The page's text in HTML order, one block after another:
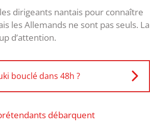
dirigeants nantais pour connaître
les Allemands ne sont pas seuls. La
d’attention.
bouclé dans 48h ?
débarquent